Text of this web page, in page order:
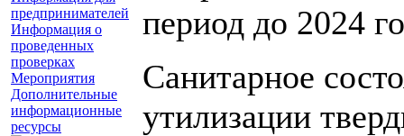
предпринимателей
Информация о
проведенных
проверках
Мероприятия
Дополнительные
информационные
ресурсы
период до 2024
Санитарное
утилизации